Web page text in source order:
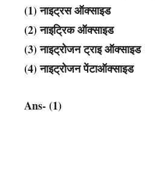
(1) नाइट्रस ऑक्साइड
(2) नाइट्रिक ऑक्साइड
(3) नाइट्रोजन ट्राइ ऑक्साइड
(4) नाइट्रोजन पेंटाऑक्साइड
Ans- (1)